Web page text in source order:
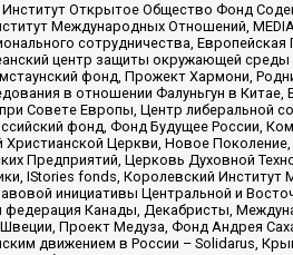
Открытое Общество Фонд
Международных Отношений, MEDIA
сотрудничества,
центр защиты окружающей среды
фонд, Прожект Хармони,
в отношении Фалуньгун в
Совете Европы, Центр
фонд, Фонд Будущее России,
Христианской Церкви, Новое
Предприятий, Церковь Духовной
IStories fonds, Королевский
инициативы Центральной и
Канады, Декабристы,
Проект Медуза, Фонд Андрея
движением в России – Solidarus,